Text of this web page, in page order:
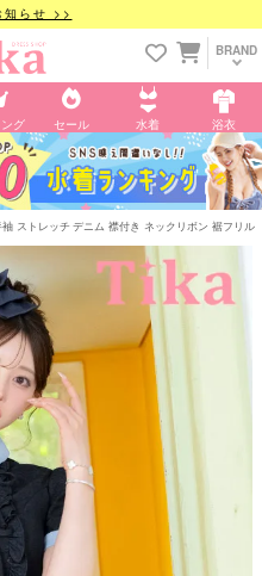
知らせ >>
BRAND
グ セール 水着 浴衣
袖 ストレッチ デニム 襟付き ネックリボン 裾フリ